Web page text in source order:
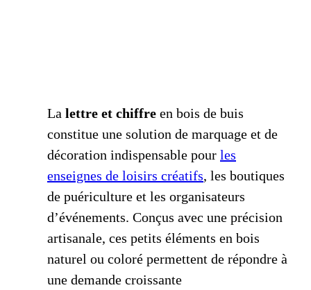
La lettre et chiffre en bois de buis
constitue une solution de marquage et de
décoration indispensable pour les
enseignes de loisirs créatifs, les boutiques
de puériculture et les organisateurs
d’événements. Conçus avec une précision
artisanale, ces petits éléments en bois
naturel ou coloré permettent de répondre à
une demande croissante